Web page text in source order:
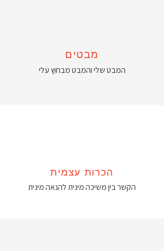
מבטים
המבט שלי והמבט מבחוץ עלי
הכרות עצמית
הקשר בין משיכה מינית להנאה מינית